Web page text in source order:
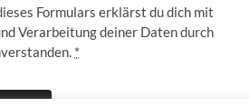
Formulars erklärst du dich mit
Verarbeitung deiner Daten durch
*